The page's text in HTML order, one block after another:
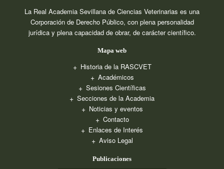
La Real Academia Sevillana de Ciencias Veterinarias es una
Corporación de Derecho Público, con plena personalidad
jurídica y plena capacidad de obrar, de carácter científico.
Mapa web
Historia de la RASCVET
Académicos
Sesiones Científicas
Secciones de la Academia
Noticias y eventos
Contacto
Enlaces de Interés
Aviso Legal
Publicaciones